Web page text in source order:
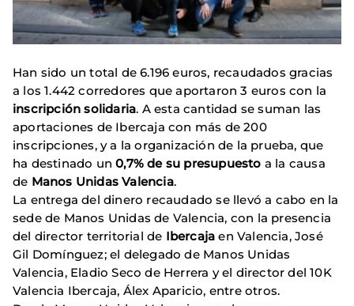
Han sido un total de 6.196 euros, recaudados gracias
a los 1.442 corredores que aportaron 3 euros con la
inscripción solidaria. A esta cantidad se suman las
aportaciones de Ibercaja con más de 200
inscripciones, y a la organización de la prueba, que
ha destinado un0,7% de su presupuesto a la causa
de Manos Unidas Valencia.
La entrega del dinero recaudado se llevó a cabo en la
sede de Manos Unidas de Valencia, con la presencia
del director territorial de Ibercaja en Valencia,José
Gil Domínguez;el delegado de Manos Unidas
Valencia, Eladio Seco de Herrera y el director del 10K
Valencia Ibercaja, Álex Aparicio, entre otros.